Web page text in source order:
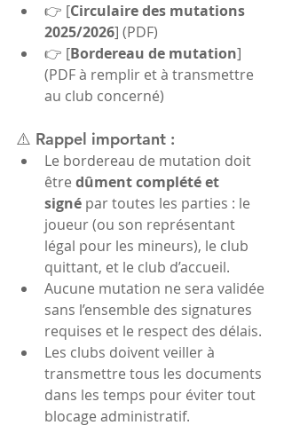
👉 [Circulaire des mutations
2025/2026] (PDF)
👉 [Bordereau de mutation]
(PDF à remplir et à transmettre
au club concerné)
⚠️ Rappel important :
Le bordereau de mutation doit
être dûment complété et
signé par toutes les parties : le
joueur (ou son représentant
légal pour les mineurs), le club
quittant, et le club d’accueil.
Aucune mutation ne sera validée
sans l’ensemble des signatures
requises et le respect des délais.
Les clubs doivent veiller à
transmettre tous les documents
dans les temps pour éviter tout
blocage administratif.